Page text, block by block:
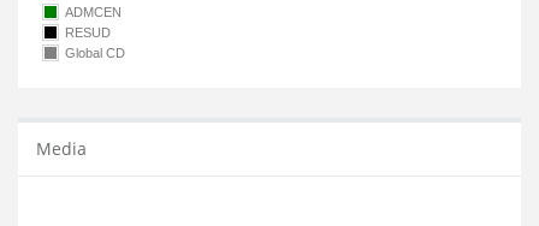
ADMCEN
RESUD
Global CD
Media